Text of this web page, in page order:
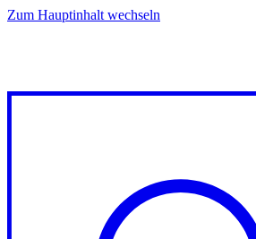
Zum Hauptinhalt wechseln